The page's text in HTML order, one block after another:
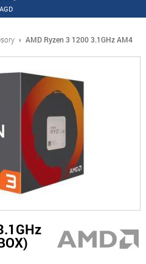
AGD
› AMD Ryzen 3 1200 3.1GHz AM4